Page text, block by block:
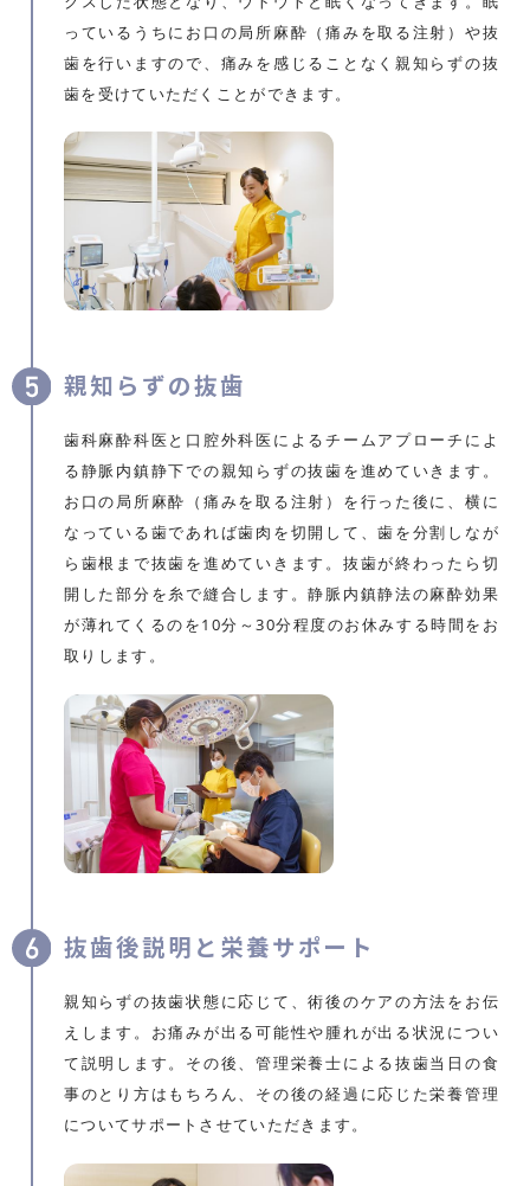
っているうちにお口の局所麻酔（痛みを取る注射）や抜
歯を行いますので、痛みを感じることなく親知らずの抜
歯を受けていただくことができます。
親知らずの抜歯
歯科麻酔科医と口腔外科医によるチームアプローチによ
る静脈内鎮静下での親知らずの抜歯を進めていきます。
お口の局所麻酔（痛みを取る注射）を行った後に、横に
なっている歯であれば歯肉を切開して、歯を分割しなが
ら歯根まで抜歯を進めていきます。抜歯が終わったら切
開した部分を糸で縫合します。静脈内鎮静法の麻酔効果
が薄れてくるのを10分～30分程度のお休みする時間をお
取りします。
抜歯後説明と栄養サポート
親知らずの抜歯状態に応じて、術後のケアの方法をお伝
えします。お痛みが出る可能性や腫れが出る状況につい
て説明します。その後、管理栄養士による抜歯当日の食
事のとり方はもちろん、その後の経過に応じた栄養管理
についてサポートさせていただきます。